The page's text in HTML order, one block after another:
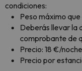
condiciones:
Peso máximo que
Deberás llevar la
comprobante de
Precio: 18 €/
Precio por